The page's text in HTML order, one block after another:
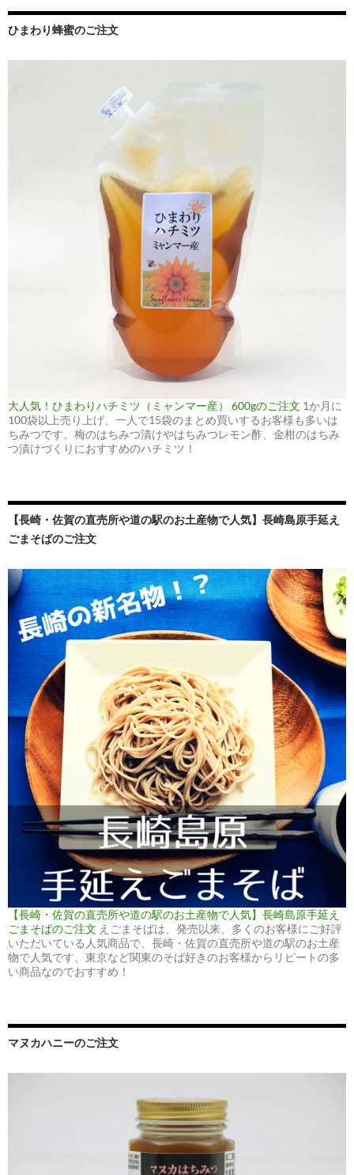
ひまわり蜂蜜のご注文
大人気！ひまわりハチミツ（ミャンマー産） 600gのご注文 1か月に
100袋以上売り上げ、一人で15袋のまとめ買いするお客様も多いは
ちみつです。梅のはちみつ漬けやはちみつレモン酢、金柑のはちみ
つ漬けづくりにおすすめのハチミツ！
【長崎・佐賀の直売所や道の駅のお土産物で人気】長崎島原手延え
ごまそばのご注文
【長崎・佐賀の直売所や道の駅のお土産物で人気】長崎島原手延え
ごまそばのご注文 えごまそばは、発売以来、多くのお客様にご好評
いただいている人気商品で、長崎・佐賀の直売所や道の駅のお土産
物で人気です。東京など関東のそば好きのお客様からリピートの多
い商品なのでおすすめ！
マヌカハニーのご注文